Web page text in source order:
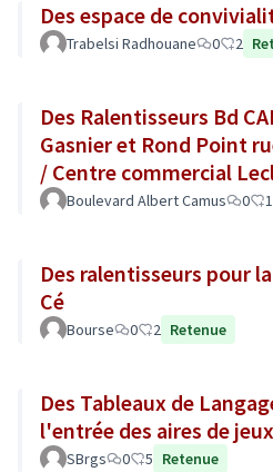
Des espace de
Trabelsi Radhouane 0 2
Des Ralentisseurs Bd
Gasnier et Rond Point
/ Centre commercial
Boulevard Albert Camus 0 1
Des ralentisseurs pour
Cé
Bourse 0 2 Retenue
Des Tableaux de
l'entrée des aires de
SBrgs 0 5 Retenue